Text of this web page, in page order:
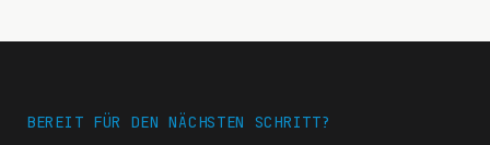
BEREIT FÜR DEN NÄCHSTEN SCHRITT?